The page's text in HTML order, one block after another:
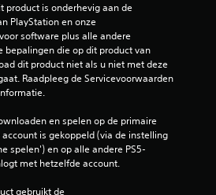
product is onderhevig aan de
PlayStation en onze
software plus alle andere
bepalingen die op dit product van
dit product niet als u niet met deze
Raadpleeg de Servicevoorwaarden
en spelen op de primaire
is gekoppeld (via de instelling
spelen') en op alle andere PS5-
met hetzelfde account.
gebruikt de